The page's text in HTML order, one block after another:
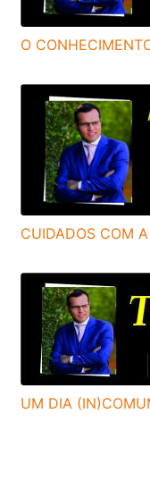
O
CUIDADOS COM
UM DIA